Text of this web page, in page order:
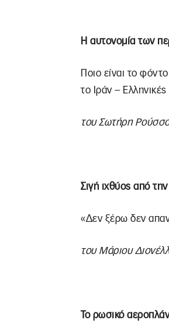
Η αυτονομία των
Ποιο είναι το
το Ιράν –
του Σωτήρη
Σιγή ιχθύος από
«Δεν ξέρω δεν
του Μάριου
To ρωσικό